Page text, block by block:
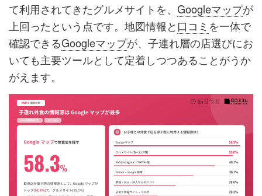
て利用されてきたグルメサイトを、 Googleマップが
上回ったという点です。地図情報と 口コミ を一体で
確認できるGoogleマップが、子連れ層の店選びにお
いても主要ツールとして定着しつつあることがうか
がえます。